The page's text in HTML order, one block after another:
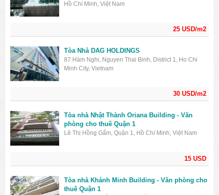
25 USD/m2
Hồ Chí Minh, Việt Nam
30 USD/m2
Tòa Nhà DAG HOLDINGS
87 Hàm Nghi, Nguyen Thai Binh, District 1, Ho Chi
Minh City, Vietnam
15 USD
Tòa nhà Nhật Thành Oriana Building - Văn
phòng cho thuê Quận 1
Lê Thị Hồng Gấm, Quận 1, Hồ Chí Minh, Việt Nam
Tòa nhà Khánh Minh Building - Văn phòng cho
thuê Quận 1